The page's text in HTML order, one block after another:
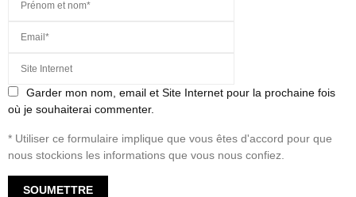
Garder mon nom, email et Site Internet pour la prochaine fois
où je souhaiterai commenter.
* Utiliser ce formulaire implique que vous êtes d'accord pour que
nous stockions les informations que vous nous confiez.